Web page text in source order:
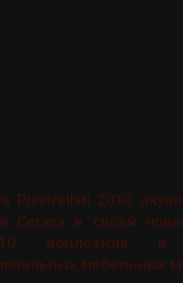
Piastrellati 2010
Cerasa в своей
воплотила в
мебельных